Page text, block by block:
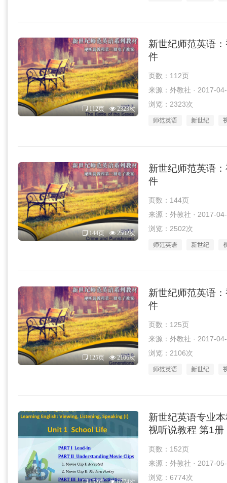
112页 2323次
新世纪师范英语
件
页数：112页
来源：外教社 · 2017-
浏览：2323次
师范英语 新世纪
144页 2502次
新世纪师范英语
件
页数：144页
来源：外教社 · 2017-
浏览：2502次
师范英语 新世纪
125页 2106次
新世纪师范英语
件
页数：125页
来源：外教社 · 2017-
浏览：2106次
师范英语 新世纪
新世纪英语专业
视听说教程 第1
页数：152页
来源：外教社 · 2017-
浏览：6774次